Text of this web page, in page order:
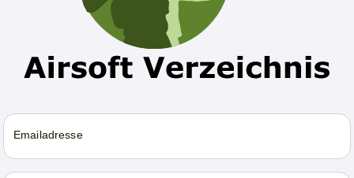
Emailadresse